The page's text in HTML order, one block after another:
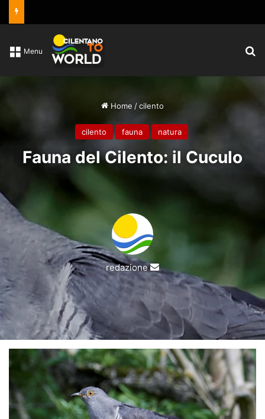
Menu
Home /cilento
cilento fauna natura
Fauna del Cilento: il Cuculo
redazione
Invia
un'email